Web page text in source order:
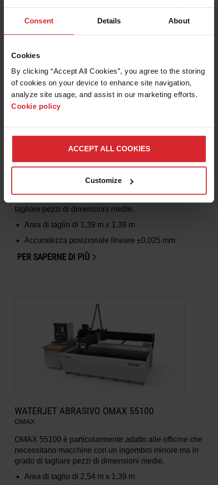
Consent Details About
Cookies
By clicking “Accept All Cookies”, you agree to the storing
of cookies on your device to enhance site navigation,
analyze site usage, and assist in our marketing efforts.
Cookie policy
ACCEPT ALL COOKIES
Customize
PER SAPERNE DI PIÙ
WATERJET ABRASIVO OMAX 5555
OMAX
tagliare pezzi di dimensioni medie.
Area di taglio di 1,39 m x 1,39 m
Accuratezza posizionale lineare ±0,025 mm
PER SAPERNE DI PIÙ
WATERJET ABRASIVO OMAX 55100
OMAX
OMAX 55100 è particolarmente adatto alle officine che
necessitano macchine con un ingombro minore ma in
grado di tagliare pezzi di dimensioni medie.
Area di taglio di 2,54 m x 1,39 m